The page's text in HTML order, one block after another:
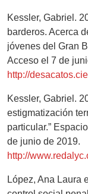
Kessler, Gabriel.
barderos. Acerca
jóvenes del Gran
Acceso el 7 de
http://
Kessler, Gabriel.
estigmatización
particular.”
de junio de 2019.
http://
López, Ana Laura